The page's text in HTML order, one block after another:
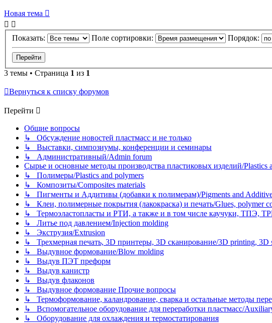
Новая тема
Показать: Поле сортировки: Порядок:
3 темы • Страница 1 из 1
Вернуться к списку форумов
Перейти
Общие вопросы
↳ Обсуждение новостей пластмасс и не только
↳ Выставки, симпозиумы, конференции и семинары
↳ Административный/Admin forum
Сырье и основные методы производства пластиковых изделий/Plastics
↳ Полимеры/Plastics and polymers
↳ Композиты/Сomposites materials
↳ Пигменты и Аддитивы (добавки к полимерам)/Pigments and
↳ Клеи, полимерные покрытия (лакокраска) и печать/Glues, polymer
↳ Термоэластопласты и РТИ, а также и в том числе каучуки, ТПЭ,
↳ Литье под давлением/Injection molding
↳ Экструзия/Extrusion
↳ Трехмерная печать, 3D принтеры, 3D сканирование/3D printing, 3D
↳ Выдувное формование/Blow molding
↳ Выдув ПЭТ преформ
↳ Выдув канистр
↳ Выдув флаконов
↳ Выдувное формование Прочие вопросы
↳ Термоформование, каландрование, сварка и остальные методы
↳ Вспомогательное оборудование для переработки пластмасс/
↳ Оборудование для охлаждения и термостатирования